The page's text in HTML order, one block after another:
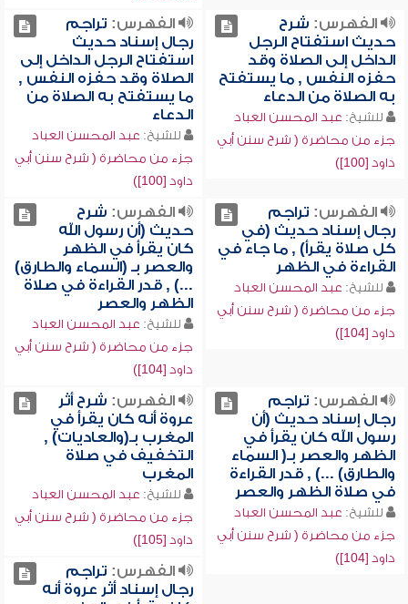
الفهرس: شرح
حديث استفتاح الرجل
الداخل إلى الصلاة وقد
حفزه النفس , ما يستفتح
به الصلاة من الدعاء
للشيخ: عبد المحسن العباد
جزء من محاضرة ( شرح سنن أبي
داود [100])
الفهرس: تراجم
رجال إسناد حديث
استفتاح الرجل الداخل إلى
الصلاة وقد حفزه النفس ,
ما يستفتح به الصلاة من
الدعاء
للشيخ: عبد المحسن العباد
جزء من محاضرة ( شرح سنن أبي
داود [100])
الفهرس: تراجم
رجال إسناد حديث (في
كل صلاة يقرأ) , ما جاء في
القراءة في الظهر
للشيخ: عبد المحسن العباد
جزء من محاضرة ( شرح سنن أبي
داود [104])
الفهرس: شرح
حديث (أن رسول الله
كان يقرأ في الظهر
والعصر بـ (السماء والطارق)
...) , قدر القراءة في صلاة
الظهر والعصر
للشيخ: عبد المحسن العباد
جزء من محاضرة ( شرح سنن أبي
داود [104])
الفهرس: تراجم
رجال إسناد حديث (أن
رسول الله كان يقرأ في
الظهر والعصر بـ( السماء
والطارق) ...) , قدر القراءة
في صلاة الظهر والعصر
للشيخ: عبد المحسن العباد
جزء من محاضرة ( شرح سنن أبي
داود [104])
الفهرس: شرح أثر
عروة أنه كان يقرأ في
المغرب بـ(والعاديات) ,
التخفيف في صلاة
المغرب
للشيخ: عبد المحسن العباد
جزء من محاضرة ( شرح سنن أبي
داود [105])
الفهرس: تراجم
رجال إسناد أثر عروة أنه